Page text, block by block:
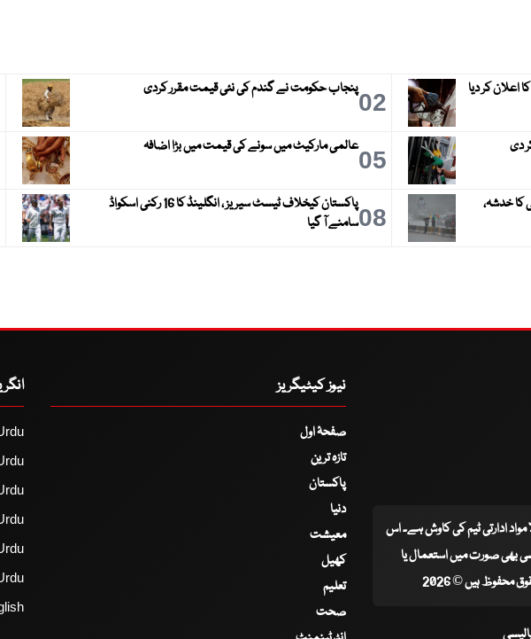
اعلان کر دیا 02پنجاب حکومت نے گندم کی نئی قیمت مقرر کردی
دی 05عالمی مارکیٹ میں سونے کی قیمت میں بڑا اضافہ
کا خدشہ،
08
پاکستان کیخلاف ٹیسٹ سیریز ، انگلینڈ کا 16 رکنی اسکواڈ
سامنے آ گیا
مواد ادارتی ٹیم کی کاوش ہے۔ اس
بھی صورت میں استعمال یا
محفوظ ہیں © 2026
نیوز کیٹیگریز
صفحۂ اول
تازہ ترین
پاکستان
دنیا
معیشت
کھیل
تعلیم
صحت